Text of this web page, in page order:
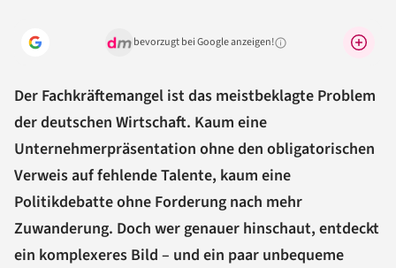
bevorzugt bei Google anzeigen!Warum lohnt sich das?
Der Fachkräftemangel ist das meistbeklagte Problem
der deutschen Wirtschaft. Kaum eine
Unternehmerpräsentation ohne den obligatorischen
Verweis auf fehlende Talente, kaum eine
Politikdebatte ohne Forderung nach mehr
Zuwanderung. Doch wer genauer hinschaut, entdeckt
ein komplexeres Bild – und ein paar unbequeme